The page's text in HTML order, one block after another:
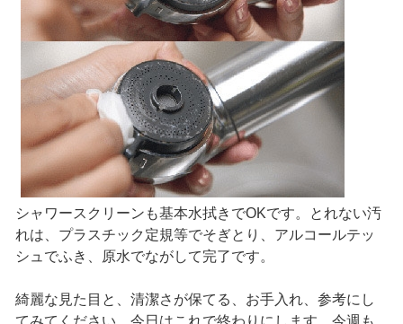
シャワースクリーンも基本水拭きでOKです。とれない汚
れは、プラスチック定規等でそぎとり、アルコールテッ
シュでふき、原水でながして完了です。
綺麗な見た目と、清潔さが保てる、お手入れ、参考にし